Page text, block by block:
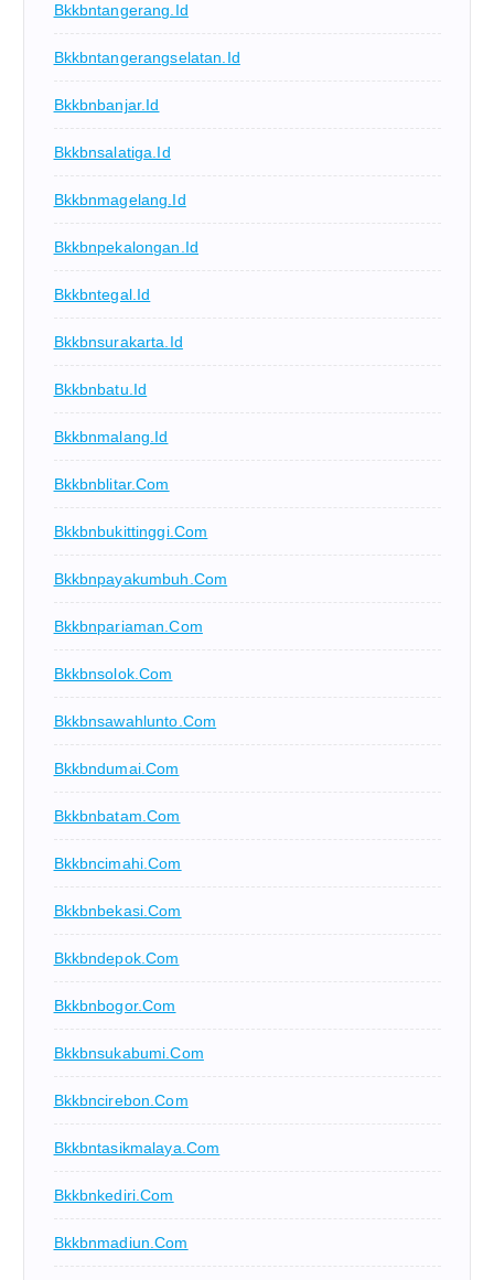
Bkkbntangerang.id
Bkkbntangerangselatan.id
Bkkbnbanjar.id
Bkkbnsalatiga.id
Bkkbnmagelang.id
Bkkbnpekalongan.id
Bkkbntegal.id
Bkkbnsurakarta.id
Bkkbnbatu.id
Bkkbnmalang.id
Bkkbnblitar.com
Bkkbnbukittinggi.com
Bkkbnpayakumbuh.com
Bkkbnpariaman.com
Bkkbnsolok.com
Bkkbnsawahlunto.com
Bkkbndumai.com
Bkkbnbatam.com
Bkkbncimahi.com
Bkkbnbekasi.com
Bkkbndepok.com
Bkkbnbogor.com
Bkkbnsukabumi.com
Bkkbncirebon.com
Bkkbntasikmalaya.com
Bkkbnkediri.com
Bkkbnmadiun.com